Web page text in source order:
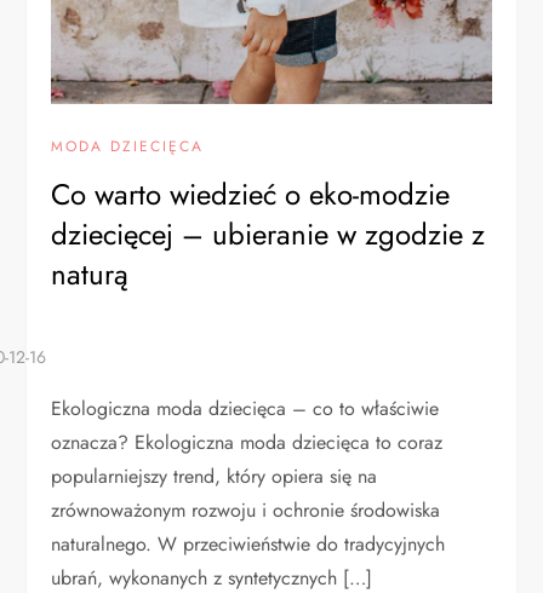
MODA DZIECIĘCA
Co warto wiedzieć o eko-modzie
dziecięcej – ubieranie w zgodzie z
naturą
Ekologiczna moda dziecięca – co to właściwie
oznacza? Ekologiczna moda dziecięca to coraz
popularniejszy trend, który opiera się na
zrównoważonym rozwoju i ochronie środowiska
naturalnego. W przeciwieństwie do tradycyjnych
ubrań, wykonanych z syntetycznych […]